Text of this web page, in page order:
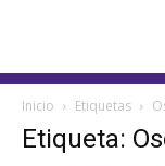
Inicio Etiquetas
Etiqueta: